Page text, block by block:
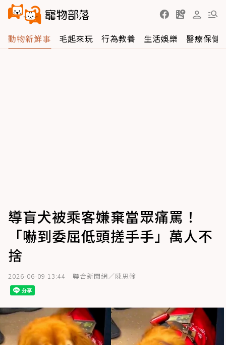
動物新鮮事 毛起來玩 行為教養 生活娛樂 醫療保健
導盲犬被乘客嫌棄當眾痛罵！
「嚇到委屈低頭搓手手」萬人不
捨
2026-06-09 13:44 聯合新聞網／陳思翰